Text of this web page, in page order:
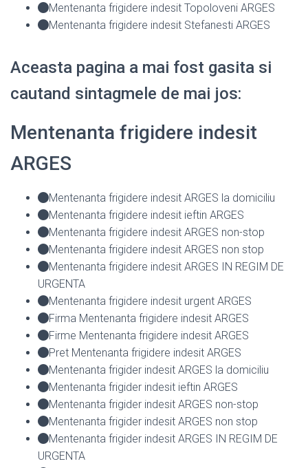
Mentenanta frigidere indesit Topoloveni ARGES
Mentenanta frigidere indesit Stefanesti ARGES
Aceasta pagina a mai fost gasita si
cautand sintagmele de mai jos:
Mentenanta frigidere indesit
ARGES
Mentenanta frigidere indesit ARGES la domiciliu
Mentenanta frigidere indesit ieftin ARGES
Mentenanta frigidere indesit ARGES non-stop
Mentenanta frigidere indesit ARGES non stop
Mentenanta frigidere indesit ARGES IN REGIM DE
URGENTA
Mentenanta frigidere indesit urgent ARGES
Firma Mentenanta frigidere indesit ARGES
Firme Mentenanta frigidere indesit ARGES
Pret Mentenanta frigidere indesit ARGES
Mentenanta frigider indesit ARGES la domiciliu
Mentenanta frigider indesit ieftin ARGES
Mentenanta frigider indesit ARGES non-stop
Mentenanta frigider indesit ARGES non stop
Mentenanta frigider indesit ARGES IN REGIM DE
URGENTA